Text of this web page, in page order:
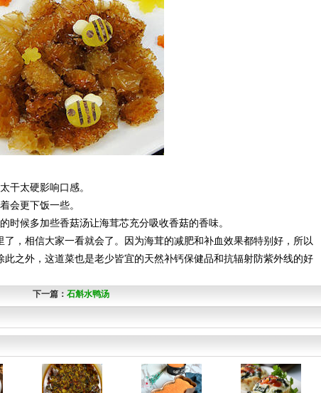
太硬影响口感。
更下饭一些。
候多加些香菇汤让海茸芯充分吸收香菇的香味。
相信大家一看就会了。因为海茸的减肥和补血效果都特别好，所以
之外，这道菜也是老少皆宜的天然补钙保健品和抗辐射防紫外线的好
下一篇： 石斛水鸭汤